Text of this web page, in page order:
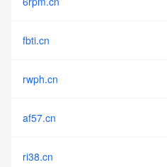
fbti.cn
rwph.cn
af57.cn
ri38.cn